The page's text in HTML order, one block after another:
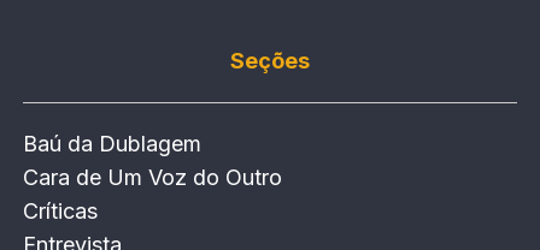
Seções
Baú da Dublagem
Cara de Um Voz do Outro
Críticas